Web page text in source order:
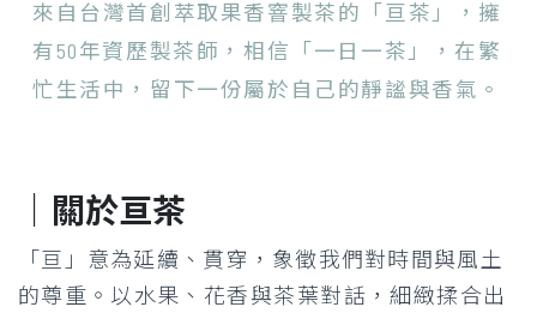
來自台灣首創萃取果香窨製茶的「亘茶」，擁
有50年資歷製茶師，相信「一日一茶」，在繁
忙生活中，留下一份屬於自己的靜謐與香氣。
｜關於亘茶
「亘」意為延續、貫穿，象徵我們對時間與風土
的尊重。 以水果、花香與茶葉對話，細緻揉合出